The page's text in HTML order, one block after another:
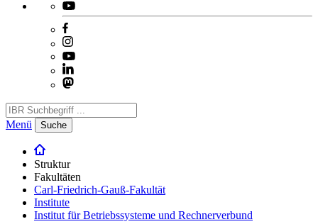
Menü Suche
Struktur
Fakultäten
Carl-Friedrich-Gauß-Fakultät
Institute
Institut für Betriebssysteme und Rechnerverbund